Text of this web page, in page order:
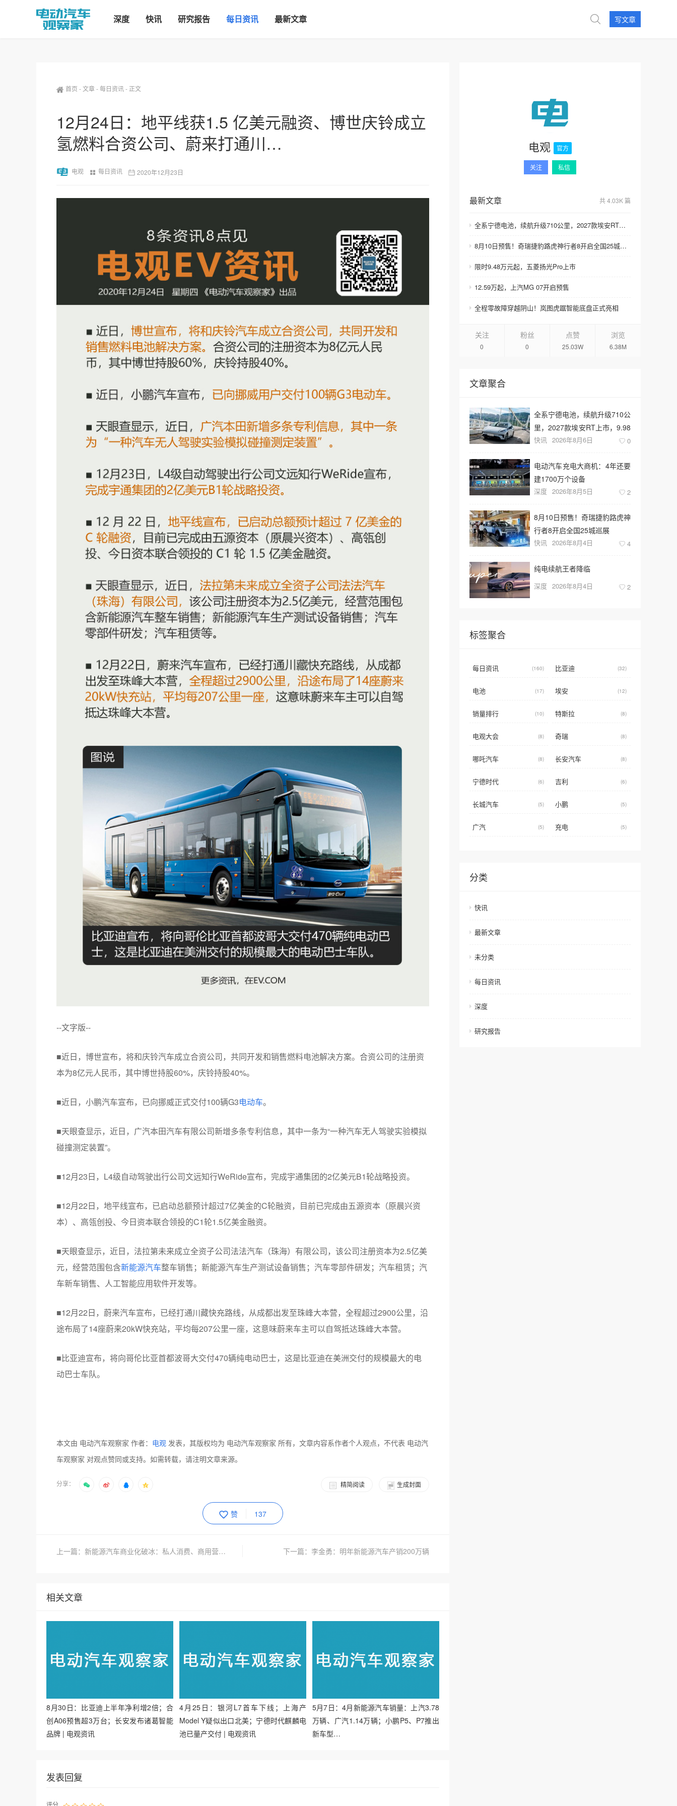
深度 快讯 研究报告 每日资讯 最新文章 写文章
首页 -文章-每日资讯- 正文
12月24日：地平线获1.5 亿美元融资、博世庆铃成立
氢燃料合资公司、蔚来打通川…
电观 每日资讯 2020年12月23日
--文字版--
■近日，博世宣布，将和庆铃汽车成立合资公司，共同开发和销售燃料电池解决方案。合资公司的注册资
本为8亿元人民币，其中博世持股60%，庆铃持股40%。
■近日，小鹏汽车宣布，已向挪威正式交付100辆G3电动车。
■天眼查显示，近日，广汽本田汽车有限公司新增多条专利信息，其中一条为“一种汽车无人驾驶实验模拟
碰撞测定装置”。
■12月23日，L4级自动驾驶出行公司文远知行WeRide宣布，完成宇通集团的2亿美元B1轮战略投资。
■12月22日，地平线宣布，已启动总额预计超过7亿美金的C轮融资，目前已完成由五源资本（原晨兴资
本）、高瓴创投、今日资本联合领投的C1轮1.5亿美金融资。
■天眼查显示，近日，法拉第未来成立全资子公司法法汽车（珠海）有限公司，该公司注册资本为2.5亿美
元，经营范围包含新能源汽车整车销售；新能源汽车生产测试设备销售；汽车零部件研发；汽车租赁；汽
车新车销售、人工智能应用软件开发等。
■12月22日，蔚来汽车宣布，已经打通川藏快充路线，从成都出发至珠峰大本营，全程超过2900公里，沿
途布局了14座蔚来20kW快充站，平均每207公里一座，这意味蔚来车主可以自驾抵达珠峰大本营。
■比亚迪宣布，将向哥伦比亚首都波哥大交付470辆纯电动巴士，这是比亚迪在美洲交付的规模最大的电
动巴士车队。
本文由 电动汽车观察家 作者： 电观 发表，其版权均为 电动汽车观察家 所有，文章内容系作者个人观点，不代表 电动汽
车观察家 对观点赞同或支持。如需转载，请注明文章来源。
分享： 生成封面
精简阅读
赞 137
上一篇：新能源汽车商业化破冰：私人消费、商用营运齐齐突破 下一篇：李金勇：明年新能源汽车产销200万辆
相关文章
8月30日：比亚迪上半年净利增2倍；合
创A06预售超3万台；长安发布诸葛智能
品牌 | 电观资讯
4月25日：银河L7首车下线；上海产
Model Y疑似出口北美；宁德时代麒麟电
池已量产交付 | 电观资讯
5月7日：4月新能源汽车销量：上汽3.78
万辆、广汽1.14万辆；小鹏P5、P7推出
新车型…
发表回复
电观 官方
关注 私信
最新文章 共 4.03K 篇
全系宁德电池，续航升级710公里，2027款埃安RT上市，9.98万元起售
8月10日预售！奇瑞捷豹路虎神行者8开启全国25城巡展
限时9.48万元起，五菱扬光Pro上市
12.59万起，上汽MG 07开启预售
全程零故障穿越阴山！岚图虎踞智能底盘正式亮相
关注
0
粉丝
0
点赞
25.03W
浏览
6.38M
文章聚合
全系宁德电池，续航升级710公
里，2027款埃安RT上市，9.98
万元起售
快讯 2026年8月6日 0
电动汽车充电大商机：4年还要
建1700万个设备
深度 2026年8月5日 2
8月10日预售！奇瑞捷豹路虎神
行者8开启全国25城巡展
快讯 2026年8月4日 4
纯电续航王者降临
深度 2026年8月4日 2
标签聚合
每日资讯 (160) 比亚迪 (32)
电池 (17) 埃安 (12)
销量排行 (10) 特斯拉 (8)
电观大会 (8) 奇瑞 (8)
哪吒汽车 (8) 长安汽车 (8)
宁德时代 (6) 吉利 (6)
长城汽车 (5) 小鹏 (5)
广汽 (5) 充电 (5)
分类
快讯
最新文章
未分类
每日资讯
深度
研究报告